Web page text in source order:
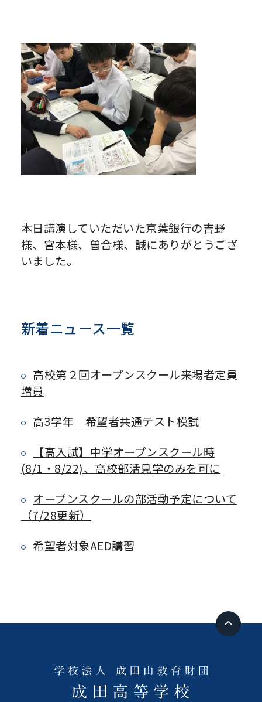
本日講演していただいた京葉銀行の吉野
様、宮本様、曽合様、誠にありがとうござ
いました。
新着ニュース一覧
高校第２回オープンスクール来場者定員
増員
高3学年 希望者共通テスト模試
【高入試】中学オープンスクール時
(8/1・8/22)、高校部活見学のみを可に
オープンスクールの部活動予定について
（7/28更新）
希望者対象AED講習